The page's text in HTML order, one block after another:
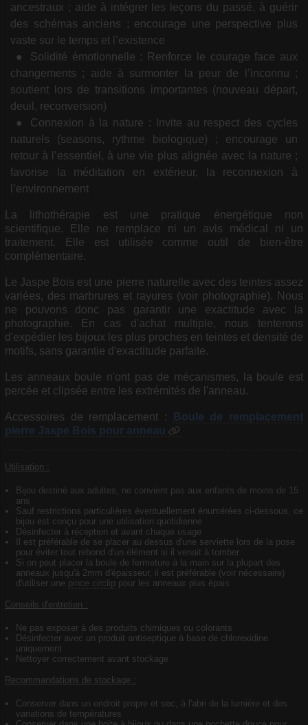
ancestraux ; aide à intégrer les leçons du passé, à guérir
des schémas anciens ; encourage une perspective plus
vaste sur le temps et l’existence
Solidité émotionnelle : Renforce le courage face aux
changements ; aide à surmonter la peur de l’inconnu ;
soutient lors de transitions importantes (nouveau départ,
deuil, reconversion)
Connexion à la nature : Invite au respect des cycles
naturels (seasons, rythme biologique) ; encourage un
retour à l’essentiel, à une vie plus alignée avec la nature ;
favorise la méditation en extérieur, la reconnexion à
l’environnement
La lithothérapie est une pratique énergétique non
scientifique. Elle ne remplace ni un avis médical ni un
traitement. Elle est utilisée comme outil de bien-être
complémentaire.
Le Jaspe Bois est une pierre naturelle avec des teintes assez
variées, des marbrures et rayures (voir photographie). Nous
ne pouvons donc pas garantir une exactitude avec la
photographie. En cas d'achat multiple, nous tenterons
d'expédier les bijoux les plus proches en teintes et densité de
motifs, sans garantie d'exactitude parfaite.
Les anneaux boule n'ont pas de mécanismes, la boule est
percée et clipsée entre les extrémités de l'anneau.
Accessoires de remplacement :
Boule de remplacement
pierre Jaspe Bois pour anneau
Utilisation :
Bijou destiné aux adultes, ne convient pas aux enfants de moins de 15
ans
Sauf restrictions particulières éventuellement énumérées ci-dessous, ce
bijou est conçu pour une utilisation quotidienne
Désinfecter à réception et avant chaque usage
Il est préférable de se placer au dessus d'une serviette lors de la pose
pour éviter tout rebond d'un élément si il venait à tomber
Si on peut placer la boule de fermeture à la main sur la plupart des
anneaux jusqu'à 2mm d'épaisseur, il est préférable (voir nécessaire)
d'utiliser une pince circlip pour les anneaux plus épais
Conseils d'entretien :
Ne pas exposer à des produits chimiques ou colorants
Désinfecter avec un produit antiseptique à base de chlorexidine
uniquement
Nettoyer correctement avant stockage
Recommandations de stockage :
Conserver dans un endroit propre et sec, à l'abri de la lumière et des
variations de températures